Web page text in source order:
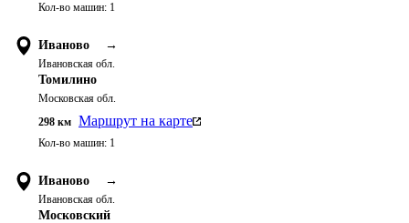
Кол-во машин: 1
Иваново →
Ивановская обл.
Томилино
Московская обл.
298 км Маршрут на карте
Кол-во машин: 1
Иваново →
Ивановская обл.
Московский